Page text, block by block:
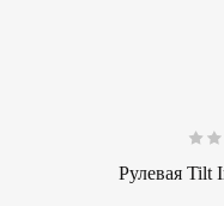
Рулевая Tilt